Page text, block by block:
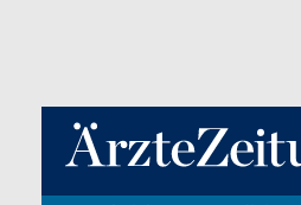
Direkt zum Inhaltsbereich